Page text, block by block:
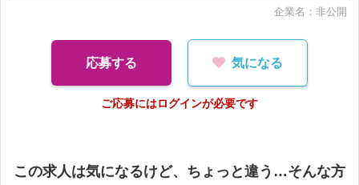
企業名：非公開
応募する 気になる
ご応募にはログインが必要です
この求人は気になるけど、ちょっと違う…そんな方